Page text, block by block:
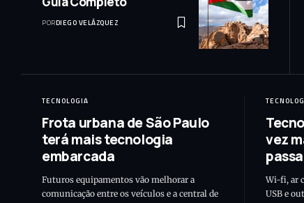
PORDIEGO VELÁZQUEZ
TECNOLOGIA
Frota urbana de São Paulo
terá mais tecnologia
embarcada
Futuros equipamentos vão melhorar a
comunicação entre os veículos e a central de
vez
Wi-fi, ar
USB e